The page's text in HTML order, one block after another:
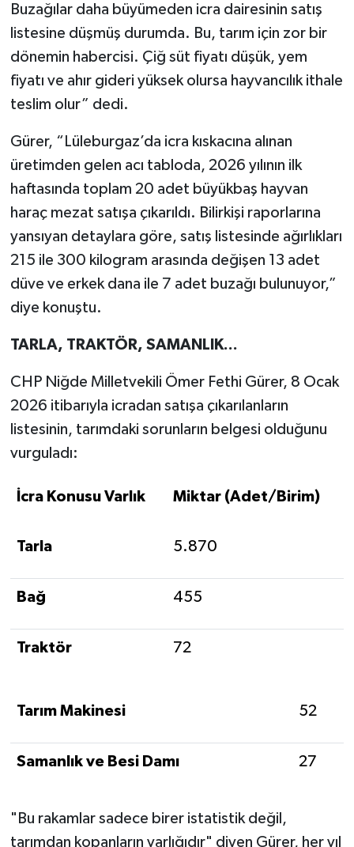
Buzağılar daha büyümeden icra dairesinin satış
listesine düşmüş durumda. Bu, tarım için zor bir
dönemin habercisi. Çiğ süt fiyatı düşük, yem
fiyatı ve ahır gideri yüksek olursa hayvancılık ithale
teslim olur” dedi.
Gürer, “Lüleburgaz’da icra kıskacına alınan
üretimden gelen acı tabloda, 2026 yılının ilk
haftasında toplam 20 adet büyükbaş hayvan
haraç mezat satışa çıkarıldı. Bilirkişi raporlarına
yansıyan detaylara göre, satış listesinde ağırlıkları
215 ile 300 kilogram arasında değişen 13 adet
düve ve erkek dana ile 7 adet buzağı bulunuyor,”
diye konuştu.
TARLA, TRAKTÖR, SAMANLIK...
CHP Niğde Milletvekili Ömer Fethi Gürer, 8 Ocak
2026 itibarıyla icradan satışa çıkarılanların
listesinin, tarımdaki sorunların belgesi olduğunu
vurguladı:
İcra Konusu Varlık Miktar (Adet/Birim)
Tarla 5.870
Bağ 455
Traktör 72
Tarım Makinesi 52
Samanlık ve Besi Damı 27
"Bu rakamlar sadece birer istatistik değil,
tarımdan kopanların varlığıdır" diyen Gürer, her yıl